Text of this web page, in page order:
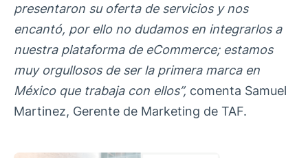
presentaron su oferta de servicios y nos
encantó, por ello no dudamos en integrarlos a
nuestra plataforma de eCommerce; estamos
muy orgullosos de ser la primera marca en
México que trabaja con ellos”, comenta Samuel
Martinez, Gerente de Marketing de TAF.